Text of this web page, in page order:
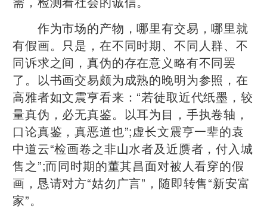
作为市场的产物，哪里有交易，哪里就
有假画。只是，在不同时期、不同人群、不
同诉求之间，真伪的存在意义略有不同罢
了。以书画交易颇为成熟的晚明为参照，在
高雅者如文震亨看来：“若徒取近代纸墨，较
量真伪，必无真鉴。以耳为目，手执卷轴，
口论真鉴，真恶道也”;虚长文震亨一辈的袁
中道云“检画卷之非山水者及近赝者，付入城
售之”;而同时期的董其昌面对被人看穿的假
画，恳请对方“姑勿广言”，随即转售“新安富
家”。